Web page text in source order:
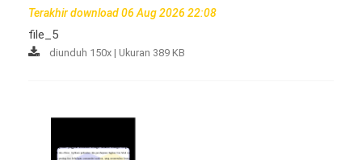
Terakhir download 06 Aug 2026 22:08
file_5
diunduh 150x | Ukuran 389 KB